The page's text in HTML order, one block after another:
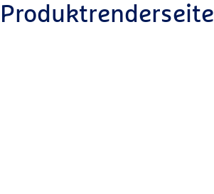
Produktrenderseite